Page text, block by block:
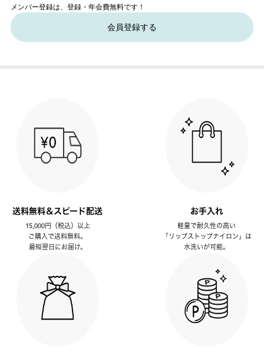
メンバー登録は、登録・年会費無料です！
会員登録する
送料無料＆スピード配送
15,000円（税込）以上
ご購入で送料無料。
最短翌日にお届け。
お手入れ
軽量で耐久性の高い
「リップストップナイロン」は
水洗いが可能。